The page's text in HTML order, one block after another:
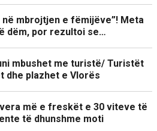
në mbrojtjen e fëmijëve”! Meta
dëm, por rezultoi se…
mbushet me turistë/ Turistët
dhe plazhet e Vlorës
më e freskët e 30 viteve të
të dhunshme moti